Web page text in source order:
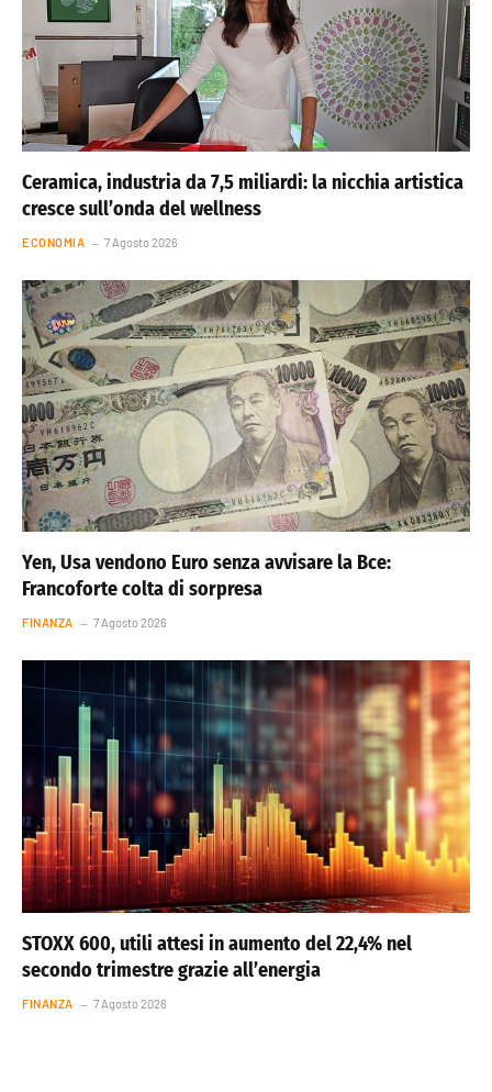
Ceramica, industria da 7,5 miliardi: la nicchia artistica
cresce sull’onda del wellness
ECONOMIA 7 Agosto 2026
Yen, Usa vendono Euro senza avvisare la Bce:
Francoforte colta di sorpresa
FINANZA 7 Agosto 2026
STOXX 600, utili attesi in aumento del 22,4% nel
secondo trimestre grazie all’energia
FINANZA 7 Agosto 2026